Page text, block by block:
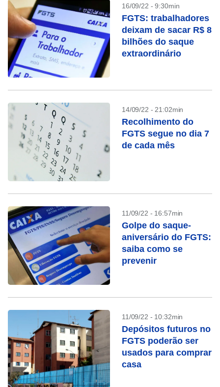
16/09/22 - 9:30min
FGTS: trabalhadores
deixam de sacar R$ 8
bilhões do saque
extraordinário
14/09/22 - 21:02min
Recolhimento do
FGTS segue no dia 7
de cada mês
11/09/22 - 16:57min
Golpe do saque-
aniversário do FGTS:
saiba como se
prevenir
11/09/22 - 10:32min
Depósitos futuros no
FGTS poderão ser
usados para comprar
casa